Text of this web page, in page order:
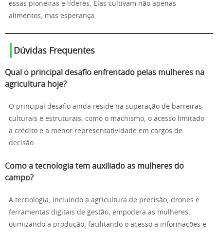
essas pioneiras e líderes. Elas cultivam não apenas
alimentos, mas esperança.
Dúvidas Frequentes
Qual o principal desafio enfrentado pelas mulheres na
agricultura hoje?
O principal desafio ainda reside na superação de barreiras
culturais e estruturais, como o machismo, o acesso limitado
a crédito e a menor representatividade em cargos de
decisão.
Como a tecnologia tem auxiliado as mulheres do
campo?
A tecnologia, incluindo a agricultura de precisão, drones e
ferramentas digitais de gestão, empodera as mulheres,
otimizando a produção, facilitando o acesso a informações e